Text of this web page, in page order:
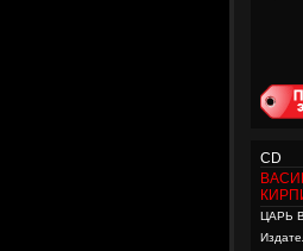
CD
ЦАРЬ